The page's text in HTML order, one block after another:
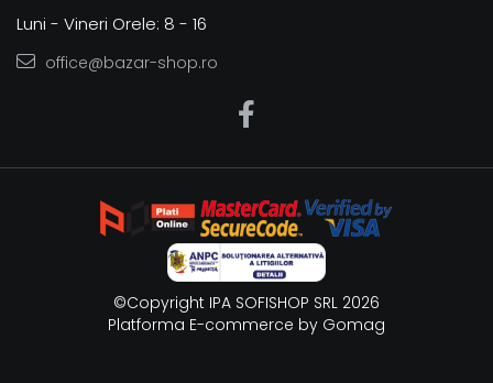
Luni - Vineri Orele: 8 - 16
office@bazar-shop.ro
©Copyright IPA SOFISHOP SRL 2026
Platforma E-commerce by Gomag